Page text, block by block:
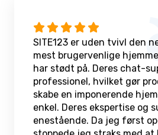
SITE123 er uden tvivl den
mest brugervenlige
har stødt på. Deres chat-
professionel, hvilket gør
skabe en imponerende
enkel. Deres ekspertise og
enestående. Da jeg først